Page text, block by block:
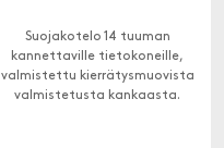
Suojakotelo 14 tuuman
kannettaville tietokoneille,
valmistettu kierrätysmuovista
valmistetusta kankaasta.